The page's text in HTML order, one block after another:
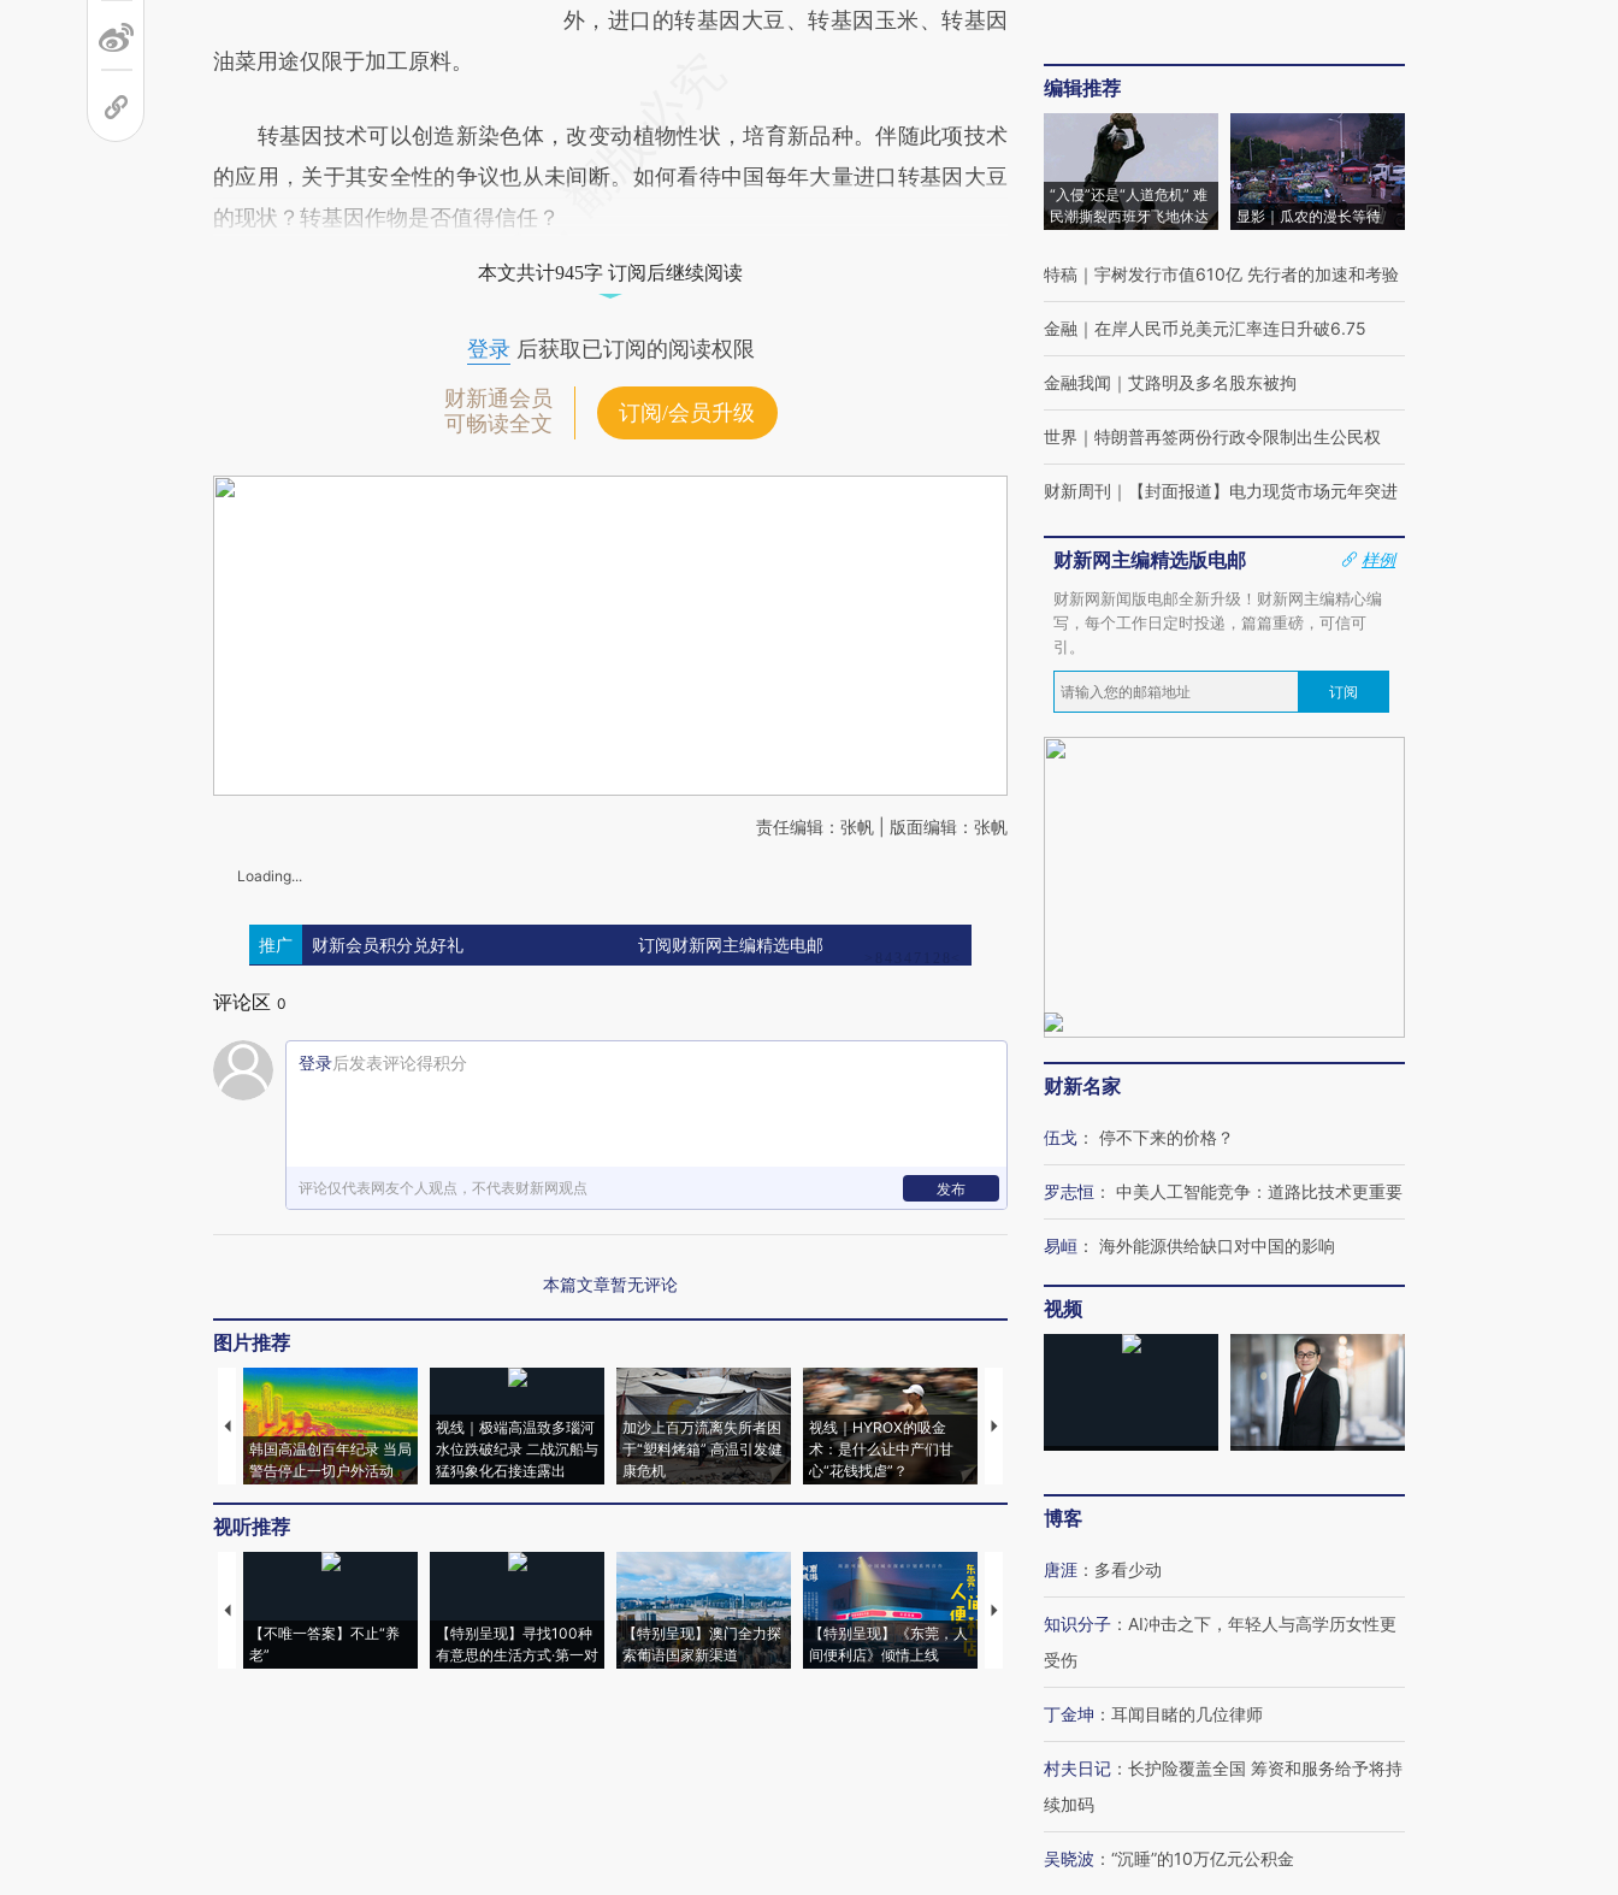
外，进口的转基因大豆、转基因玉米、转基因
油菜用途仅限于加工原料。
转基因技术可以创造新染色体，改变动植物性状，培育新品种。伴随此项技术
的应用，关于其安全性的争议也从未间断。如何看待中国每年大量进口转基因大豆
的现状？转基因作物是否值得信任？
本文共计945字 订阅后继续阅读
登录后获取已订阅的阅读权限
财新通会员
可畅读全文
订阅/会员升级
责任编辑：张帆 | 版面编辑：张帆
Loading...
推广 财新会员积分兑好礼 订阅财新网主编精选电邮
评论区 0
登录后发表评论得积分
评论仅代表网友个人观点，不代表财新网观点 发布
本篇文章暂无评论
图片推荐
韩国高温创百年纪录 当局
警告停止一切户外活动
视线｜极端高温致多瑙河
水位跌破纪录 二战沉船与
猛犸象化石接连露出
加沙上百万流离失所者困
于“塑料烤箱” 高温引发健
康危机
视线｜HYROX的吸金
术：是什么让中产们甘
心“花钱找虐”？
马航飞行员跨国走私7万
粒摇头丸 尿检体内含3种
视线｜被称为“蟑螂”的印
度Z世代 用街头抗争将教
视线｜“入侵”还是“人道危
机”？难民潮撕裂西班牙
视听推荐
【不唯一答案】不止“养
老”
【特别呈现】寻找100种
有意思的生活方式·第一对
【特别呈现】澳门全力探
索葡语国家新渠道
【特别呈现】《东莞，人
间便利店》倾情上线
【推广】走进第四届链博
会，让数智科技“链”接产
【特别呈现】寻找100种
【商旅对话】华住集团
CFO：不靠规模取胜，华
编辑推荐
“入侵”还是“人道危机” 难
民潮撕裂西班牙飞地休达
显影｜瓜农的漫长等待
特稿 ｜ 宇树发行市值610亿 先行者的加速和考验
金融 ｜ 在岸人民币兑美元汇率连日升破6.75
金融我闻 ｜ 艾路明及多名股东被拘
世界 ｜ 特朗普再签两份行政令限制出生公民权
财新周刊 ｜ 【封面报道】电力现货市场元年突进
财新网主编精选版电邮
样例
财新网新闻版电邮全新升级！财新网主编精心编
写，每个工作日定时投递，篇篇重磅，可信可
引。
订阅
财新名家
伍戈 ： 停不下来的价格？
罗志恒 ： 中美人工智能竞争：道路比技术更重要
易峘 ： 海外能源供给缺口对中国的影响
视频
博客
唐涯 ： 多看少动
知识分子 ： AI冲击之下，年轻人与高学历女性更
受伤
丁金坤 ： 耳闻目睹的几位律师
村夫日记 ： 长护险覆盖全国 筹资和服务给予将持
续加码
吴晓波 ： “沉睡”的10万亿元公积金